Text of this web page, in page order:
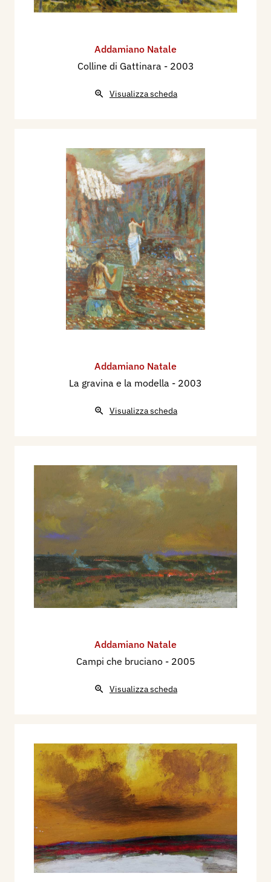
Addamiano Natale
Colline di Gattinara - 2003
Visualizza scheda
Addamiano Natale
La gravina e la modella - 2003
Visualizza scheda
Addamiano Natale
Campi che bruciano - 2005
Visualizza scheda